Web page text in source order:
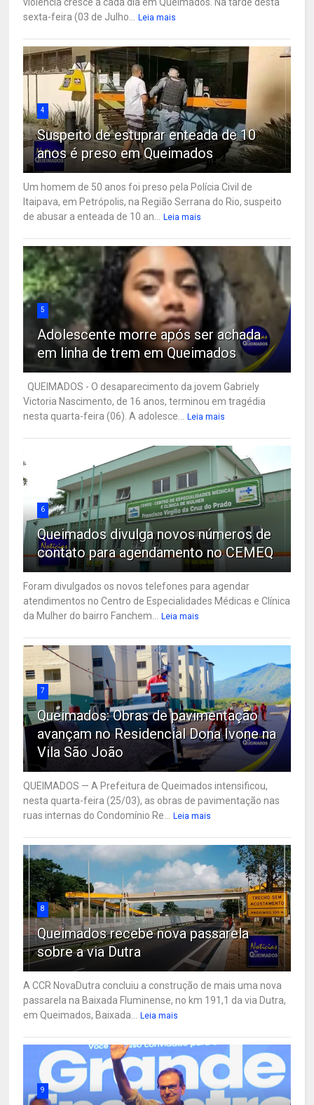
sexta-feira (03 de Julho...
Leia mais
4
Suspeito de estuprar enteada de 10
anos é preso em Queimados
Um homem de 50 anos foi preso pela Polícia Civil de
Itaipava, em Petrópolis, na Região Serrana do Rio, suspeito
de abusar a enteada de 10 an...
Leia mais
5
Adolescente morre após ser achada
em linha de trem em Queimados
QUEIMADOS - O desaparecimento da jovem Gabriely
Victoria Nascimento, de 16 anos, terminou em tragédia
nesta quarta-feira (06). A adolesce...
Leia mais
6
Queimados divulga novos números de
contato para agendamento no CEMEQ
Foram divulgados os novos telefones para agendar
atendimentos no Centro de Especialidades Médicas e Clínica
da Mulher do bairro Fanchem...
Leia mais
7
Queimados: Obras de pavimentação
avançam no Residencial Dona Ivone na
Vila São João
QUEIMADOS — A Prefeitura de Queimados intensificou,
nesta quarta-feira (25/03), as obras de pavimentação nas
ruas internas do Condomínio Re...
Leia mais
8
Queimados recebe nova passarela
sobre a via Dutra
A CCR NovaDutra concluiu a construção de mais uma nova
passarela na Baixada Fluminense, no km 191,1 da via Dutra,
em Queimados, Baixada...
Leia mais
9